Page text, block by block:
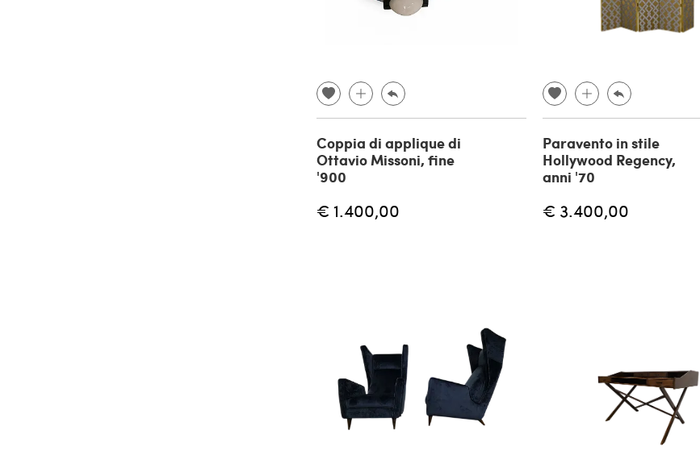
Coppia di applique di
Ottavio Missoni, fine
'900
€ 1.400,00
Paravento in stile
Hollywood Regency,
anni '70
€ 3.400,00